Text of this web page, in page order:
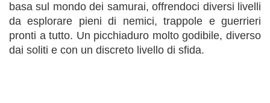
basa sul mondo dei samurai, offrendoci diversi livelli
da esplorare pieni di nemici, trappole e guerrieri
pronti a tutto. Un picchiaduro molto godibile, diverso
dai soliti e con un discreto livello di sfida.